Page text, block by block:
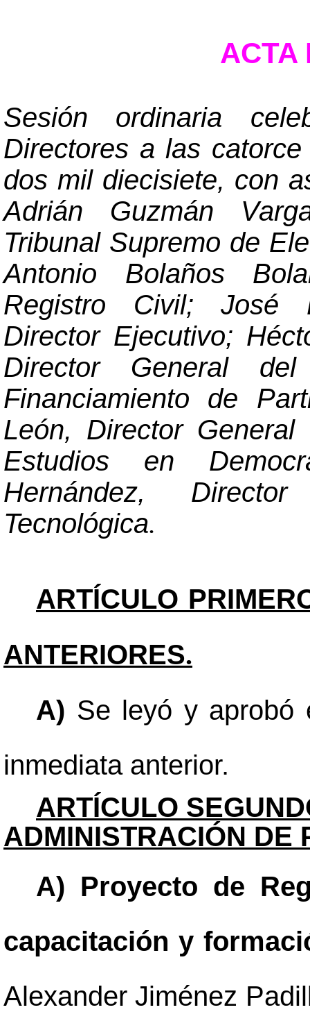
ACTA
Sesión ordinaria
Directores a las
dos mil diecisiete, con
Adrián Guzmán
Tribunal Supremo de
Antonio Bolaños
Registro Civil; José
Director Ejecutivo;
Director General
Financiamiento de
León, Director
Estudios en
Hernández,
Tecnológica.
ARTÍCULO
ANTERIORES.
A) Se leyó y aprobó
inmediata anterior.
ARTÍCULO
ADMINISTRACIÓN DE
A) Proyecto de
capacitación y
Alexander Jiménez